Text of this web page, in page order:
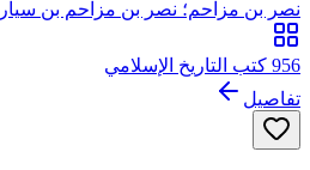
نصر بن مزاحم؛ نصر بن مزاحم بن سيار
956 كتب التاريخ الإسلامي
تفاصيل